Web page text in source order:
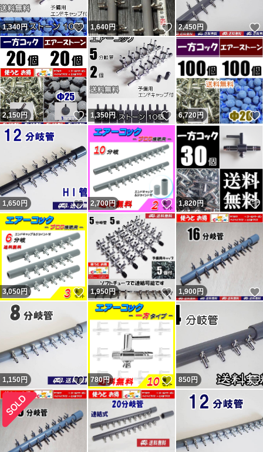
私の返信コメントが閲覧出来ず、絶対に不公平なので載せ
ています。 私に非があれば反省・改善しますが、不当評
価には主張・反論します。かなり抑えて記載しています。
不当評価を気にせず購入していただいている皆様、ありが
とうございます。 どちらでもない評価も数件以外はコメ
ントと異なる不適当または誤評価です（9割以上がヤフー
フリマ購入者）。 ペイペイフリマ（現ヤフーフリマ）で
は問題なければ『普通（どちらでもない）』評価（コメン
トは良い取引が出来ました）をする人が多くて出品者から
不評だった為、『どちらでもない』の評価は2022年7月に
廃止されました。
落札後に即発送、翌日発送を要求してくる人が結構います
が事前に質問欄から確認するか他で購入してください。
主に支払手続から1～2、2～3日で発送と設定して出品
し、その通り発送しています。 翌日発送とならない場合
もあります。 勝手な要求通り発送しなかったから「気分
悪い」「誠実ではない」と悪い・どちらでもない 評価し
てきた異常者達がいたので記載しておきます。
1,340円 いいね！
1,640円 いいね！
2,450円
2,150円 いいね！
1,350円 いいね！
6,720円
1,650 円 いいね！
2,700円 いいね！
1,820円
3,050円 いいね！
1,950円 いいね！
1,900円
1,150円 いいね！
780円 いいね！
850円